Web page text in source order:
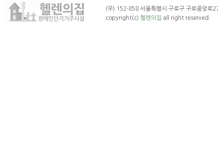
(우) 152-858 서울특별시 구로구 구로중
copyright(c) 헬렌의집 all right reserved.